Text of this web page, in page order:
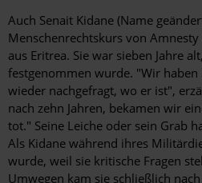
Auch Senait Kidane (Name
Menschenrechtskurs von
aus Eritrea. Sie war sieben Jahre
festgenommen wurde. "Wir
wieder nachgefragt, wo er ist",
nach zehn Jahren, bekamen wir
tot." Seine Leiche oder sein Grab
Als Kidane während ihres
wurde, weil sie kritische Fragen
Umwegen kam sie schließlich